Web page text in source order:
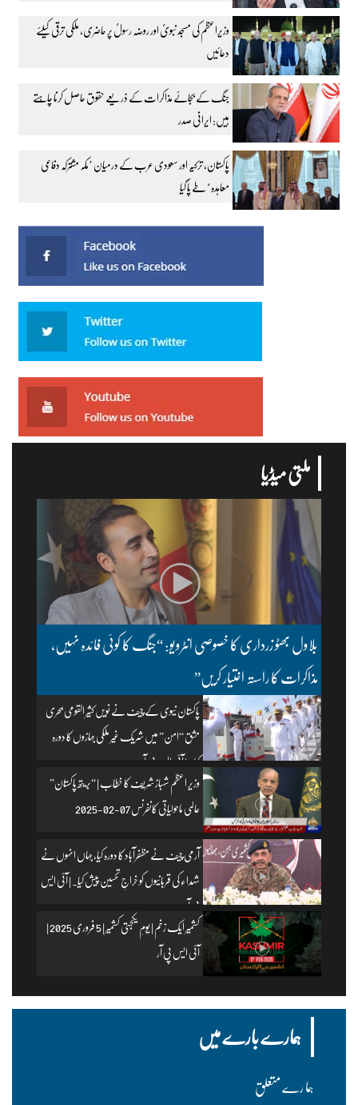
وزیراعظم کی مسجد نبویؐ اور روضہ رسولؐ پر حاضری، ملکی ترقی کیلئے
دعائیں
جنگ کے بجائے مذاکرات کے ذریعے حقوق حاصل کرنا چاہتے
ہیں: ایرانی صدر
پاکستان، ترکیہ اور سعودی عرب کے درمیان ’مکہ مشترکہ دفاعی
معاہدہ‘ طے پا گیا
ملتی میڈیا
بلاول بھٹو زرداری کا خصوصی انٹرویو: “جنگ کا کوئی فائدہ نہیں،
مذاکرات کا راستہ اختیار کریں”
پاکستان نیوی کے چیف نے نویں کثیر القومی بحری
مشق “امن” میں شریک غیر ملکی جہازوں کا دورہ
کیا۔ | آئی ایس پی آر
وزیرِ اعظم شہباز شریف کا خطاب | “بریتھ پاکستان”
عالمی ماحولیاتی کانفرنس 07-02-2025
آرمی چیف نے مظفرآباد کا دورہ کیا، جہاں انہوں نے
شہداء کی قربانیوں کو خراجِ تحسین پیش کیا۔ | آئی ایس
پی آر
کشمیر ایک زخم | یومِ یکجہتی کشمیر | 5 فروری 2025 |
آئی ایس پی آر
ہمارے بارے میں
ہما رے متعلق